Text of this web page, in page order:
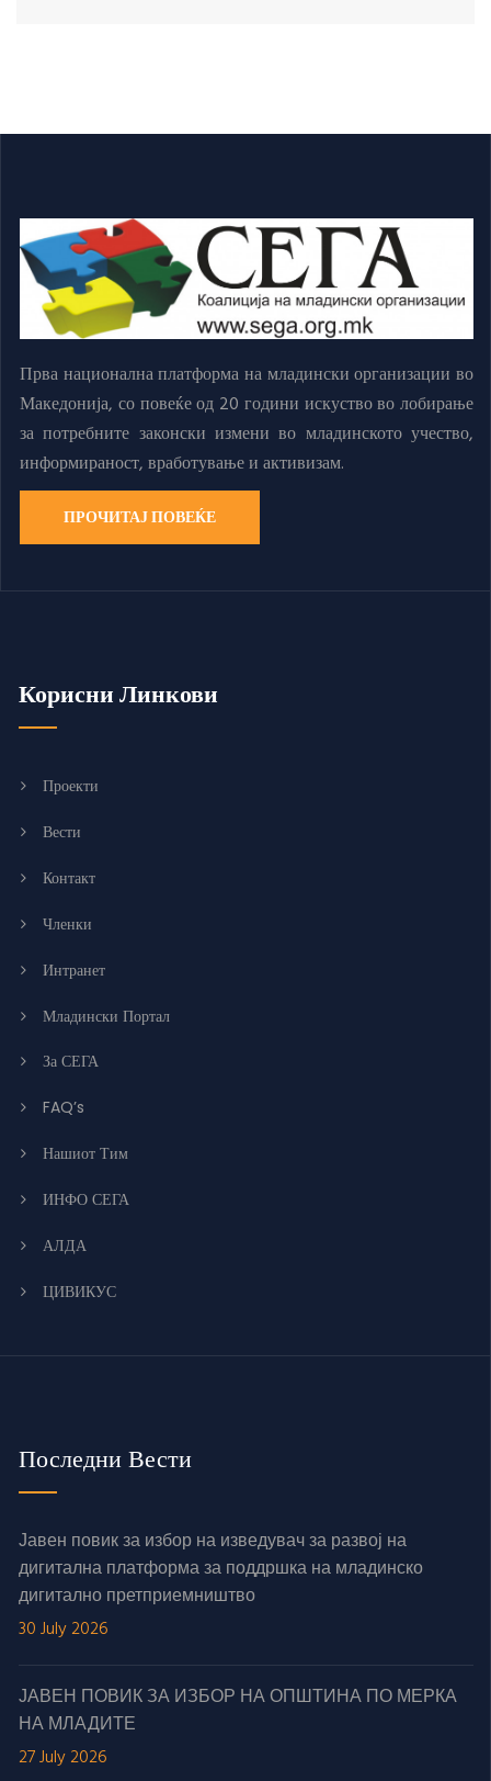
Прва национална платформа на младински организации во
Македонија, со повеќе од 20 години искуство во лобирање
за потребните законски измени во младинското учество,
информираност, вработување и активизам.
ПРОЧИТАЈ ПОВЕЌЕ
Корисни Линкови
Проекти
Вести
Контакт
Членки
Интранет
Младински Портал
За СЕГА
FAQ’s
Нашиот Тим
ИНФО СЕГА
АЛДА
ЦИВИКУС
Последни Вести
Јавен повик за избор на изведувач за развој на
дигитална платформа за поддршка на младинско
дигитално претприемништво
30 July 2026
ЈАВЕН ПОВИК ЗА ИЗБОР НА ОПШТИНА ПО МЕРКА
НА МЛАДИТЕ
27 July 2026